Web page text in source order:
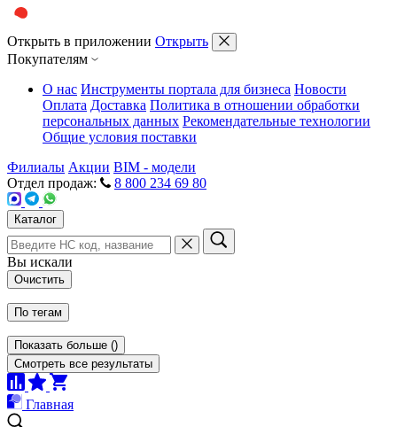
Открыть в приложении Открыть
Покупателям
О нас Инструменты портала для бизнеса Новости
Оплата Доставка Политика в отношении обработки
персональных данных Рекомендательные технологии
Общие условия поставки
Филиалы Акции BIM - модели
Отдел продаж:
8 800 234 69 80
Каталог
Вы искали
Очистить
По тегам
Показать больше ()
Смотреть все результаты
Главная